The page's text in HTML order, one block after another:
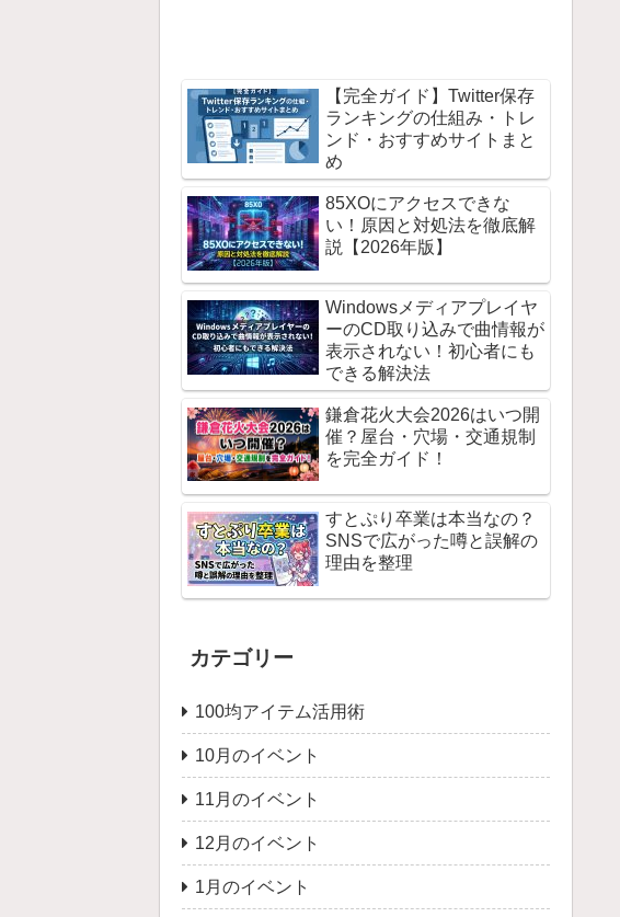
【完全ガイド】Twitter保存
ランキングの仕組み・トレ
ンド・おすすめサイトまと
め
85XOにアクセスできな
い！原因と対処法を徹底解
説【2026年版】
Windowsメディアプレイヤ
ーのCD取り込みで曲情報が
表示されない！初心者にも
できる解決法
鎌倉花火大会2026はいつ開
催？屋台・穴場・交通規制
を完全ガイド！
すとぷり卒業は本当なの？
SNSで広がった噂と誤解の
理由を整理
カテゴリー
100均アイテム活用術
10月のイベント
11月のイベント
12月のイベント
1月のイベント